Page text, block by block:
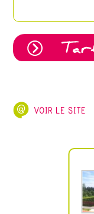
VOIR LE SITE